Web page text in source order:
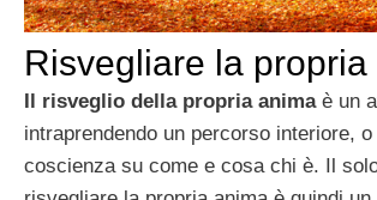
Risvegliare la
Il risveglio della propria animaè un
intraprendendo un percorso interiore, o
coscienza su come e cosa chi è. Il